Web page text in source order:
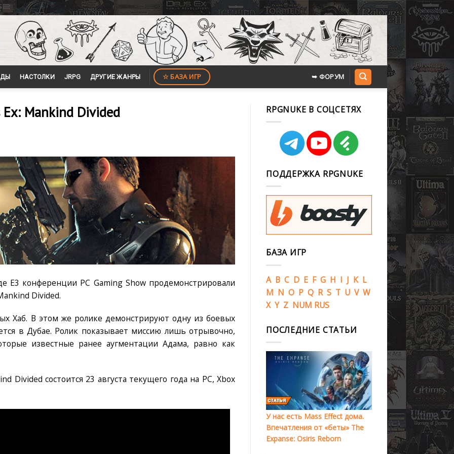
НАСТОЛКИ JRPG ДРУГИЕ ЖАНРЫ ☆ БАЗА ИГР ➥ ФОРУМ
Ex: Mankind Divided
E3 конференции PC Gaming Show продемонстрировали
Divided.
Хаб. В этом же ролике демонстрируют одну из боевых
в Дубае. Ролик показывает миссию лишь отрывочно,
известные ранее аугментации Адама, равно как
Divided состоится 23 августа текущего года на PC, Xbox
RPGNUKE В СОЦСЕТЯХ
ПОДДЕРЖКА RPGNUKE
БАЗА ИГР
A B C D E F G H I J K L
M N O P Q R S T U V W
X Y Z NUM RUS
ПОСЛЕДНИЕ СТАТЬИ
У нас есть Mass Effect дома.
Впечатления от «беты» The
Expanse: Osiris Reborn